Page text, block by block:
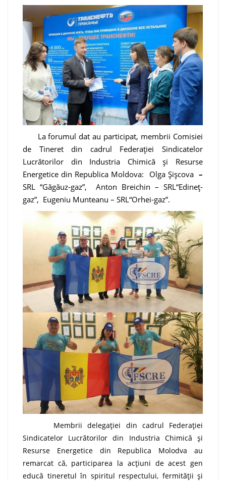
La forumul dat au participat, membrii Comisiei
de Tineret din cadrul Federației Sindicatelor
Lucrătorilor din Industria Chimică și Resurse
Energetice din Republica Moldova: Olga Șișcova –
SRL “Găgăuz-gaz”, Anton Breichin – SRL“Edineț-
gaz”, Eugeniu Munteanu – SRL“Orhei-gaz”.
Membrii delegației din cadrul Federației
Sindicatelor Lucrătorilor din Industria Chimică și
Resurse Energetice din Republica Molodva au
remarcat că, participarea la acțiuni de acest gen
educă tineretul în spiritul respectului, fermității și